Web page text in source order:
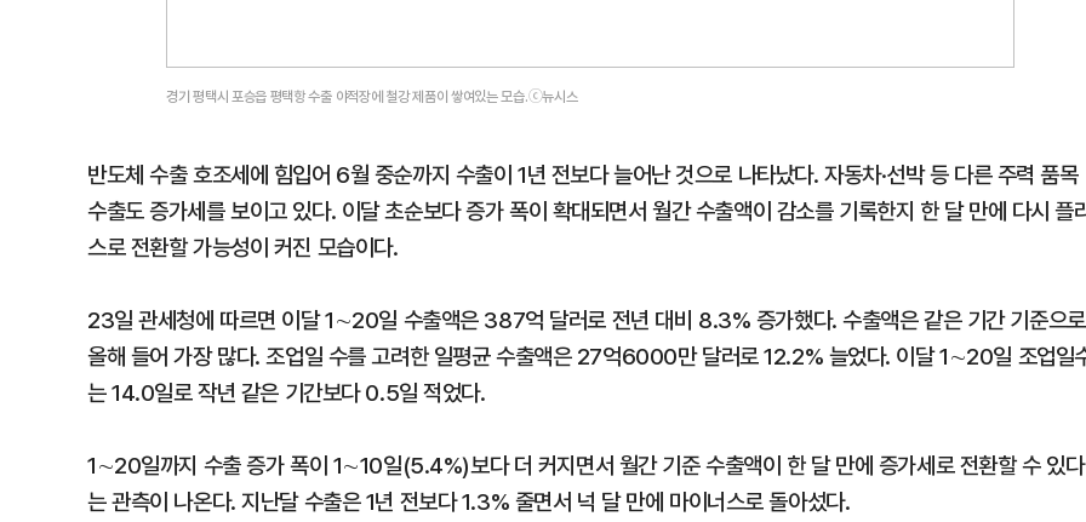
경기 평택시 포승읍 평택항 수출 야적장에 철강 제품이 쌓여있는 모습.ⓒ뉴시스
반도체 수출 호조세에 힘입어 6월 중순까지 수출이 1년 전보다 늘어난 것으로 나타났다. 자동차·선박 등 다른 주력 품목
수출도 증가세를 보이고 있다. 이달 초순보다 증가 폭이 확대되면서 월간 수출액이 감소를 기록한지 한 달 만에 다시 플
스로 전환할 가능성이 커진 모습이다.
23일 관세청에 따르면 이달 1∼20일 수출액은 387억 달러로 전년 대비 8.3% 증가했다. 수출액은 같은 기간 기준으로
올해 들어 가장 많다. 조업일 수를 고려한 일평균 수출액은 27억6000만 달러로 12.2% 늘었다. 이달 1∼20일 조업일
는 14.0일로 작년 같은 기간보다 0.5일 적었다.
1∼20일까지 수출 증가 폭이 1∼10일(5.4%)보다 더 커지면서 월간 기준 수출액이 한 달 만에 증가세로 전환할 수 있다
는 관측이 나온다. 지난달 수출은 1년 전보다 1.3% 줄면서 넉 달 만에 마이너스로 돌아섰다.